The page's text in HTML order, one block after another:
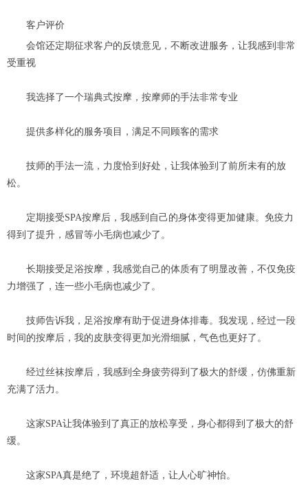
客户评价
会馆还定期征求客户的反馈意见，不断改进服务，让我感到非常
受重视
我选择了一个瑞典式按摩，按摩师的手法非常专业
提供多样化的服务项目，满足不同顾客的需求
技师的手法一流，力度恰到好处，让我体验到了前所未有的放
松。
定期接受SPA按摩后，我感到自己的身体变得更加健康。免疫力
得到了提升，感冒等小毛病也减少了。
长期接受足浴按摩，我感觉自己的体质有了明显改善，不仅免疫
力增强了，连一些小毛病也减少了。
技师告诉我，足浴按摩有助于促进身体排毒。我发现，经过一段
时间的按摩后，我的皮肤变得更加光滑细腻，气色也更好了。
经过丝袜按摩后，我感到全身疲劳得到了极大的舒缓，仿佛重新
充满了活力。
这家SPA让我体验到了真正的放松享受，身心都得到了极大的舒
缓。
这家SPA真是绝了，环境超舒适，让人心旷神怡。